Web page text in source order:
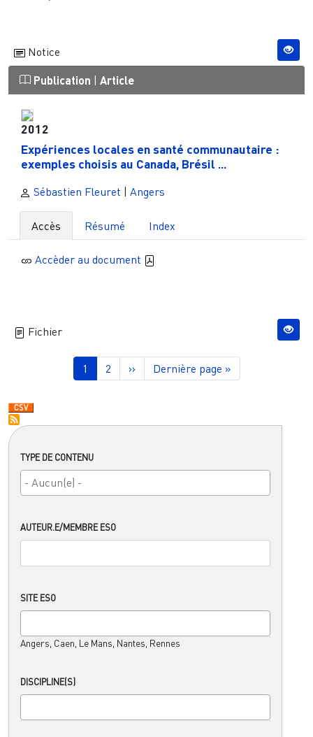
TYPE DE CONTENU
AUTEUR.E/MEMBRE ESO
SITE ESO
Angers, Caen, Le Mans, Nantes, Rennes
DISCIPLINE(S)
Notice
Publication | Article
2012
Expériences locales en santé communautaire :
exemples choisis au Canada, Brésil ...
Sébastien Fleuret Angers
Accès Résumé Index
Accèder au document
Fichier
Pagination
Page courante
1 Page
2 Page suivante
›› Dernière page
Dernière page »